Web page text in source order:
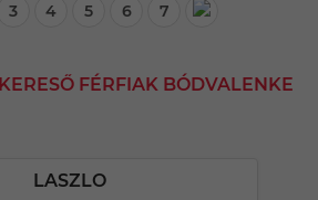
3 4 5 6 7
FÉRFIAK BÓDVALENKE
LASZLO